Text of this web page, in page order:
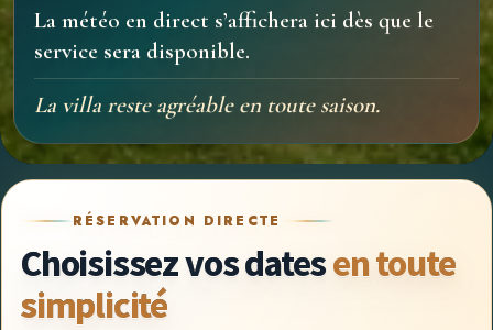
La météo en direct s’affichera ici dès que le
service sera disponible.
La villa reste agréable en toute saison.
RÉSERVATION DIRECTE
Choisissez vos datesen toute
simplicité